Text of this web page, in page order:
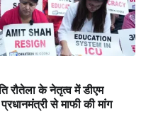
रौतेला के नेतृत्व में डीएम
से माफी की मांग